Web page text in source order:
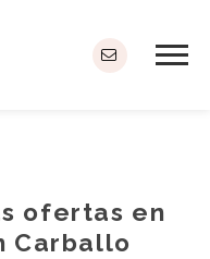
ofertas en
Carballo